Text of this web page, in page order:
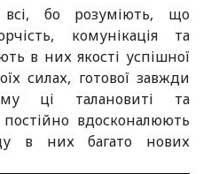
бо розуміють, що
комунікація та
в них якості успішної
силах, готової завжди
ці талановиті та
вдосконалюють
в них багато нових